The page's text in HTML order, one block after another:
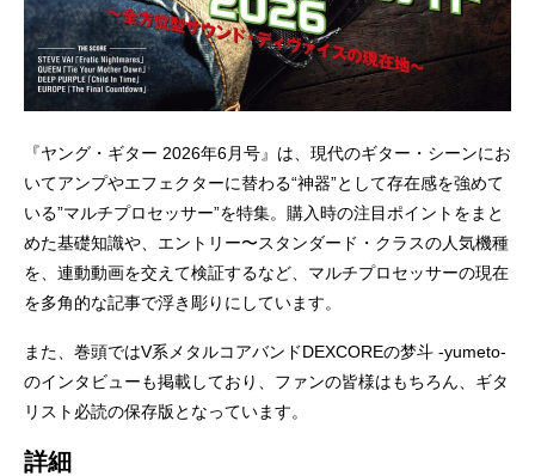
『ヤング・ギター 2026年6月号』は、現代のギター・シーンにお
いてアンプやエフェクターに替わる“神器”として存在感を強めて
いる”マルチプロセッサー”を特集。購入時の注目ポイントをまと
めた基礎知識や、エントリー〜スタンダード・クラスの人気機種
を、連動動画を交えて検証するなど、マルチプロセッサーの現在
を多角的な記事で浮き彫りにしています。
また、巻頭ではV系メタルコアバンドDEXCOREの梦斗 -yumeto-
のインタビューも掲載しており、ファンの皆様はもちろん、ギタ
リスト必読の保存版となっています。
詳細